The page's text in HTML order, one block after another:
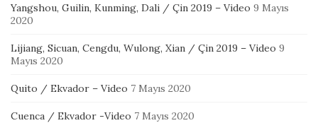
Yangshou, Guilin, Kunming, Dali / Çin 2019 – Video 9 Mayıs
2020
Lijiang, Sicuan, Cengdu, Wulong, Xian / Çin 2019 – Video 9
Mayıs 2020
Quito / Ekvador – Video 7 Mayıs 2020
Cuenca / Ekvador -Video 7 Mayıs 2020